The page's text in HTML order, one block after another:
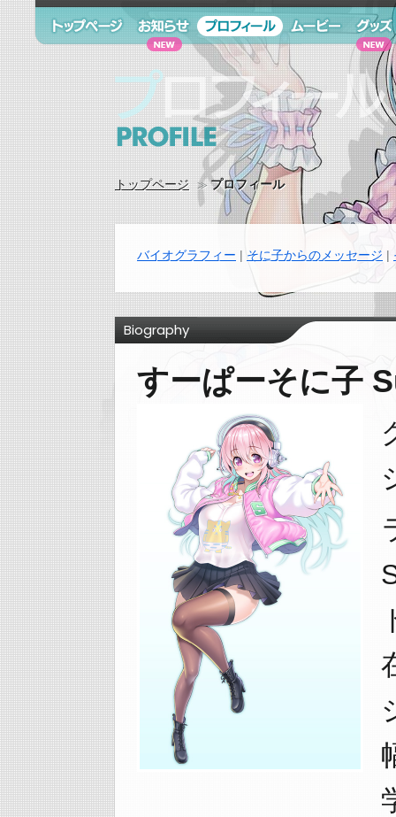
プロフィール Profile
トップページ
プロフィール
バイオグラフィー そに子からのメッセージ
Biography
すーぱーそに子
トップページ お知らせ プロフィール ムービー グッズ